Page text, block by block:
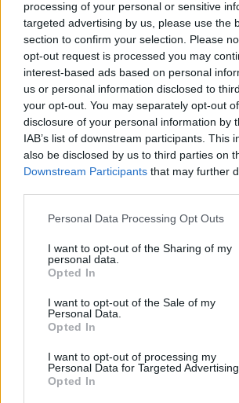
processing of your personal or sensitive
targeted advertising by us, please use the
section to confirm your selection. Please
opt-out request is processed you may
interest-based ads based on personal
us or personal information disclosed to
your opt-out. You may separately opt-out
disclosure of your personal information by
IAB’s list of downstream participants. This
also be disclosed by us to third parties on
Downstream Participants that may further
Personal Data Processing Opt Outs
I want to opt-out of the Sharing of my
personal data.
Opted In
I want to opt-out of the Sale of my
Personal Data.
Opted In
I want to opt-out of processing my
Personal Data for Targeted Advertising.
Opted In
SFIORATO IL DRAMMA
Tentato sucidio in carcere a
Frosinone. Detenuto salvato dai
poliziotti
12/07/2020
EDITORIA
Molinari prova a conquistare
della settimana"
17/05/2020
Le banche possono festeggiare.
Tutti a casa gli ispettori
26/04/2020